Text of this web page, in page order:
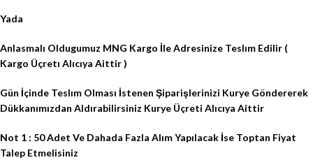
Yada
Anlasmalı Oldugumuz MNG Kargo İle Adresinize Teslım Edilir (
Kargo Üçretı Alıcıya Aittir )
Gün İçinde Teslım Olması İstenen Şiparişlerinizi Kurye Göndererek
Dükkanımızdan Aldırabilirsiniz Kurye Üçreti Alıcıya Aittir
Not 1 : 50 Adet Ve Dahada Fazla Alım Yapılacak İse Toptan Fiyat
Talep Etmelisiniz